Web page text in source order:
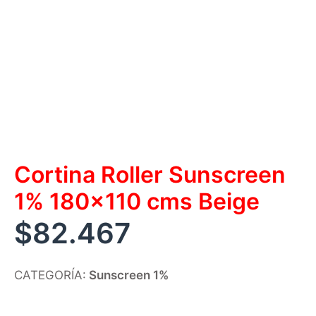
Cortina Roller Sunscreen
1% 180×110 cms Beige
$82.467
CATEGORÍA: Sunscreen 1%